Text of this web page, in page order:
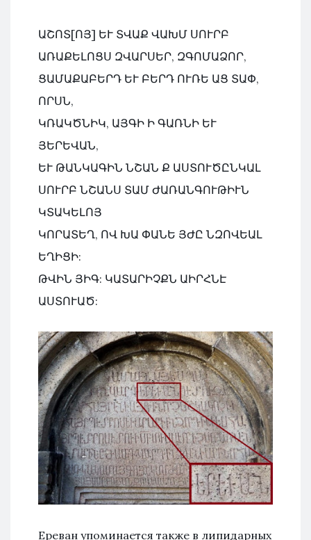
ԱՇՈՏ[ՈՅ] ԵՒ ՏՎԱՔ ՎԱԽՄ ՍՈՒՐԲ
ԱՌԱՔԵԼՈՑՍ ԶՎԱՐՍԵՐ, ԶԳՈՄԱՁՈՐ,
ՑԱՄԱՔԱԲԵՐԴ ԵՒ ԲԵՐԴ ՈՒՌԵ ԱՑ ՏԱՓ,
ՈՐՍՆ,
ԿՌԱԿԾՆԻԿ, ԱՅԳԻ Ի ԳԱՌՆԻ ԵՒ
ՅԵՐԵՎԱՆ,
ԵՒ ԹԱՆԿԱԳԻՆ ՆՇԱՆ Ք ԱՍՏՈՒԾԸՆԿԱԼ
ՍՈՒՐԲ ՆՇԱՆՍ ՏԱՄ ԺԱՌԱՆԳՈՒԹԻՒՆ
ԿՏԱԿԵԼՈՅ
ԿՈՐԱՏԵՂ, ՈՎ ԽԱ ՓԱՆԵ ՅԺԸ ՆԶՈՎԵԱԼ
ԵՂԻՑԻ:
ԹՎԻՆ ՅԻԳ: ԿԱՏԱՐԻՉՔՆ ԱԻՐՀՆԷ
ԱՍՏՈՒԱԾ:
Ереван упоминается также в липидарных